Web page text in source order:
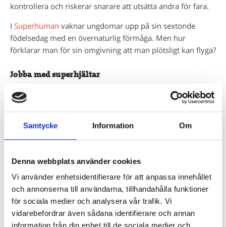
Samtycke Information Om
Denna webbplats använder cookies
Vi använder enhetsidentifierare för att anpassa innehållet
och annonserna till användarna, tillhandahålla funktioner
för sociala medier och analysera vår trafik. Vi
vidarebefordrar även sådana identifierare och annan
kontrollera och riskerar snarare att utsätta andra för fara.
I Superhuman vaknar ungdomar upp på sin sextonde
födelsedag med en övernaturlig förmåga. Men hur
förklarar man för sin omgivning att man plötsligt kan flyga?
Jobba med superhjältar
Det finns många sätt ni kan arbeta med superhjältar i
samband med att ni läser om dem.
• Skapa egna superhjältar
Vilka superkrafter skulle de ha och vad skulle de kunna
krafterna? Vilken typ av samhälle finns de i? Hur kan de
arbeta tillsammans och komplettera varandra? Vilka
skurkar kämpar de mot? Kanske till och med fundera över
vad som fick hjältarna att bli hjältar till att börja med. Var
det ett experiment som i Medusa eller ett brott som i